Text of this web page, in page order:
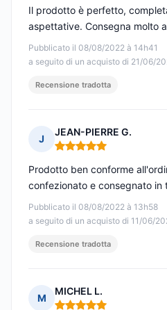
Pubblicato il 08/08/2022 à 14h41
a seguito di un acquisto di 21/06/
Il prodotto è perfetto,
aspettative. Consegna molto
Recensione tradotta
J
JEAN-PIERRE G.
Nota: 5 su 5
Pubblicato il 08/08/2022 à 13h58
a seguito di un acquisto di 11/06/
Prodotto ben conforme
confezionato e consegnato in
Recensione tradotta
M
MICHEL L.